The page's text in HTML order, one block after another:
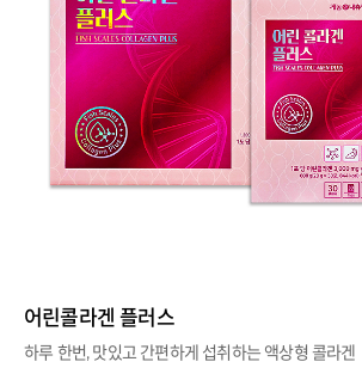
어린콜라겐 플러스
하루 한번, 맛있고 간편하게 섭취하는 액상형 콜라겐